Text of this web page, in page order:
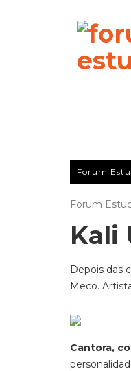
Forum
Forum
Kali
Depois das
Meco.
Cantora,